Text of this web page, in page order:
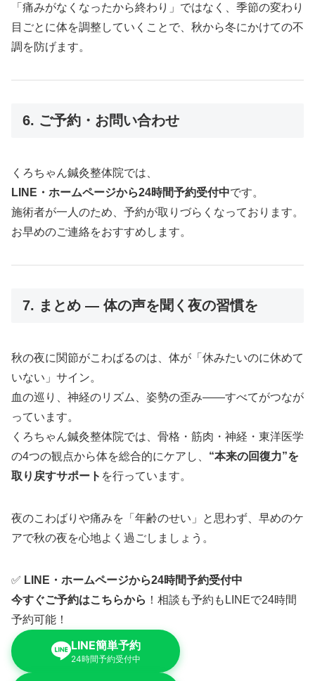
「痛みがなくなったから終わり」ではなく、季節の変わり
目ごとに体を調整していくことで、秋から冬にかけての不
調を防げます。
6. ご予約・お問い合わせ
くろちゃん鍼灸整体院では、
LINE・ホームページから24時間予約受付中です。
施術者が一人のため、予約が取りづらくなっております。
お早めのご連絡をおすすめします。
7. まとめ ― 体の声を聞く夜の習慣を
秋の夜に関節がこわばるのは、体が「休みたいのに休めて
いない」サイン。
血の巡り、神経のリズム、姿勢の歪み――すべてがつなが
っています。
くろちゃん鍼灸整体院では、骨格・筋肉・神経・東洋医学
の4つの観点から体を総合的にケアし、 “本来の回復力”を
取り戻すサポート を行っています。
夜のこわばりや痛みを「年齢のせい」と思わず、早めのケ
アで秋の夜を心地よく過ごしましょう。
✅ LINE・ホームページから24時間予約受付中
今すぐご予約はこちらから ！相談も予約もLINEで24時間
予約可能！
LINE簡単予約
24時間予約受付中